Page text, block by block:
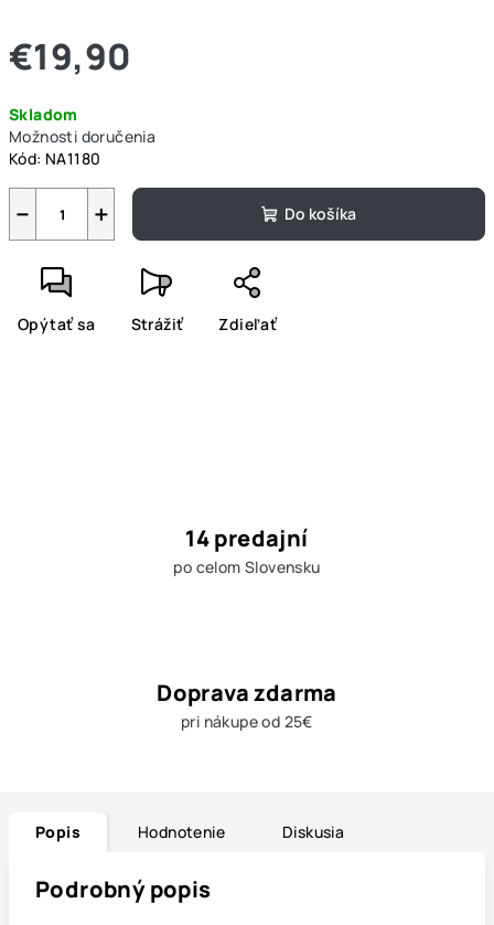
€19,90
cena:
Skladom
Možnosti doručenia
Kód: NA1180
+
− Do košíka
Opýtať sa Strážiť Zdieľať
14 predajní
po celom Slovensku
Doprava zdarma
pri nákupe od 25€
Popis Hodnotenie Diskusia
Podrobný popis